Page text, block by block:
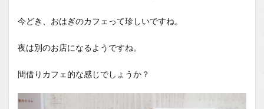
今どき、おはぎのカフェって珍しいですね。
夜は別のお店になるようですね。
間借りカフェ的な感じでしょうか？